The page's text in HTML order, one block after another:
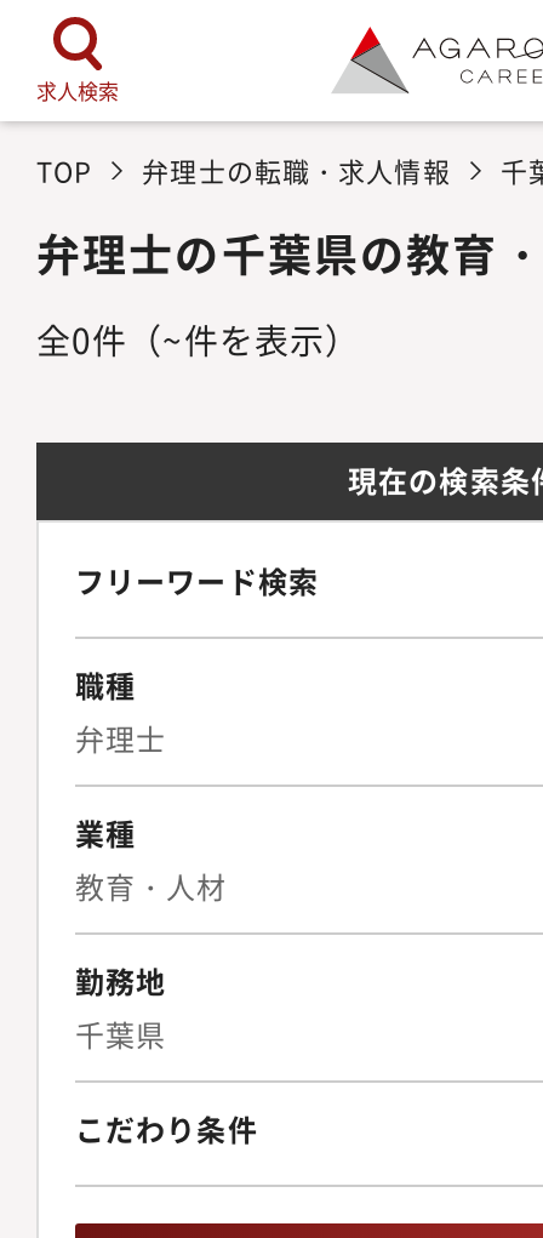
求人検索
TOP 弁理士の転職・求人情報 千
弁理士の千葉県の教育
全0件 （~件を表示）
現在の検索条
フリーワード検索
職種
弁理士
業種
教育・人材
勤務地
千葉県
こだわり条件